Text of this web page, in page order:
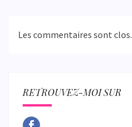
Les commentaires sont clos.
RETROUVEZ-MOI SUR